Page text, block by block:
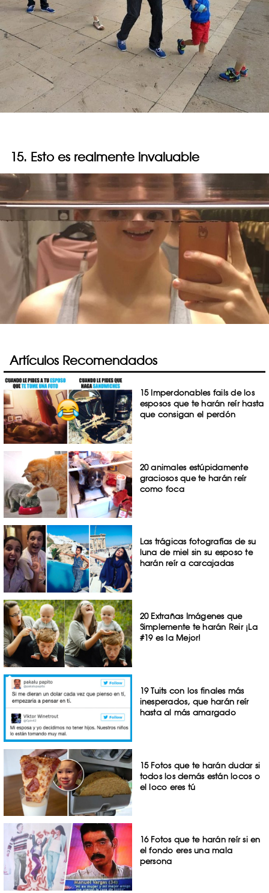
15. Esto es realmente invaluable
Artículos Recomendados
15 Imperdonables fails de los
esposos que te harán reír hasta
que consigan el perdón
20 animales estúpidamente
graciosos que te harán reír
como foca
Las trágicas fotografías de su
luna de miel sin su esposo te
harán reír a carcajadas
20 Extrañas Imágenes que
Simplemente te harán Reir ¡La
#19 es la Mejor!
19 Tuits con los finales más
inesperados, que harán reír
hasta al más amargado
15 Fotos que te harán dudar si
todos los demás están locos o
el loco eres tú
16 Fotos que te harán reír si en
el fondo eres una mala
persona